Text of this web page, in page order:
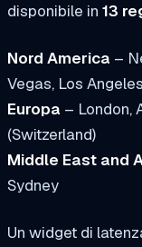
disponibile in 13
Nord America –
Vegas, Los Angeles
Europa – London,
(Switzerland)
Middle East and
Sydney
Un widget di